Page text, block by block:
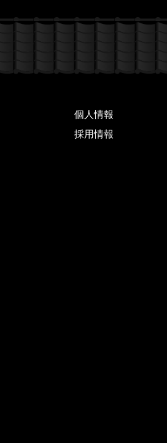
個人情報
採用情報